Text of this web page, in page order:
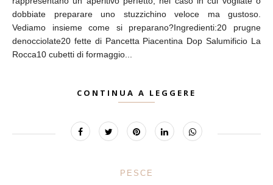
dobbiate preparare uno stuzzichino veloce ma gustoso.
Vediamo insieme come si preparano?Ingredienti:20 prugne
denocciolate20 fette di Pancetta Piacentina Dop Salumificio La
Rocca10 cubetti di formaggio...
CONTINUA A LEGGERE
PESCE